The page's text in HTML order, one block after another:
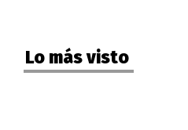
Lo más visto